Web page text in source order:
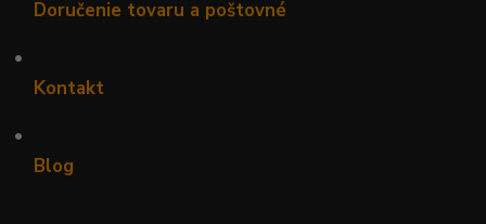
Doručenie tovaru a poštovné
•
Kontakt
•
Blog